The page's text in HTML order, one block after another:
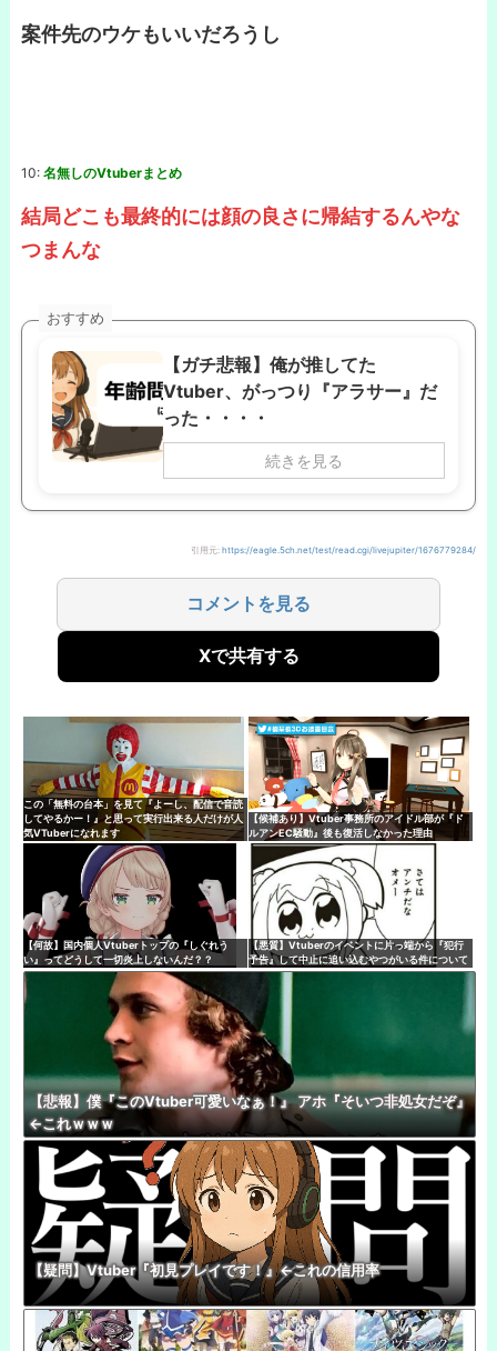
案件先のウケもいいだろうし
10: 名無しのVtuberまとめ
結局どこも最終的には顔の良さに帰結するんやな
つまんな
おすすめ
【ガチ悲報】俺が推してた
Vtuber、がっつり『アラサー』だ
った・・・・
続きを見る
引用元: https://eagle.5ch.net/test/read.cgi/livejupiter/1676779284/
コメントを見る
Xで共有する
この「無料の台本」を見て『よーし、配信で音読
してやるかー！』と思って実行出来る人だけが人
気VTuberになれます
【候補あり】Vtuber事務所のアイドル部が『ド
ルアンEC騒動』後も復活しなかった理由
【何故】国内個人Vtuberトップの『しぐれう
い』ってどうして一切炎上しないんだ？？
【悪質】Vtuberのイベントに片っ端から『犯行
予告』して中止に追い込むやつがいる件について
【悲報】僕『このVtuber可愛いなぁ！』 アホ『そいつ非処女だぞ』
←これｗｗｗ
【疑問】Vtuber『初見プレイです！』←これの信用率